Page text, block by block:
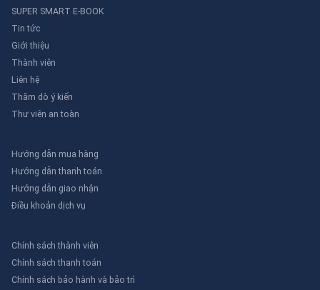
SUPER SMART E-BOOK
Tin tức
Giới thiệu
Thành viên
Liên hệ
Thăm dò ý kiến
Thư viên an toàn
Hướng dẫn mua hàng
Hướng dẫn thanh toán
Hướng dẫn giao nhận
Điều khoản dịch vụ
Chính sách thành viên
Chính sách thanh toán
Chính sách bảo hành và bảo trì